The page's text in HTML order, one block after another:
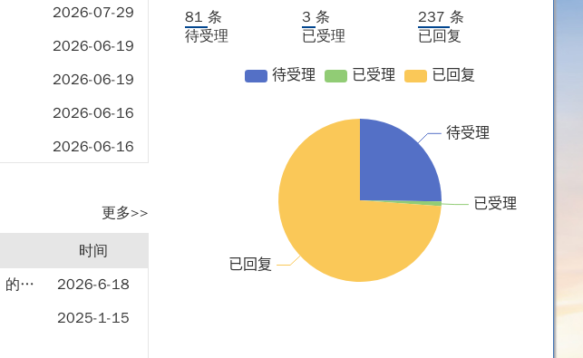
2026-07-29
2026-06-19
2026-06-19
2026-06-16
2026-06-16
2026-05-28
2026-05-28
2026-04-20
2026-04-02
更多>>
时间
关于印发《中南大学党委信箱、校长信箱管理办法》的通知
2026-6-18
2025-1-15
81 条
待受理
3 条
已受理
237 条
已回复